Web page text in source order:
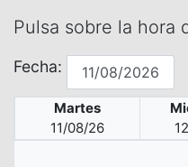
Pulsa sobre la hora
Fecha:
Martes
11/08/26